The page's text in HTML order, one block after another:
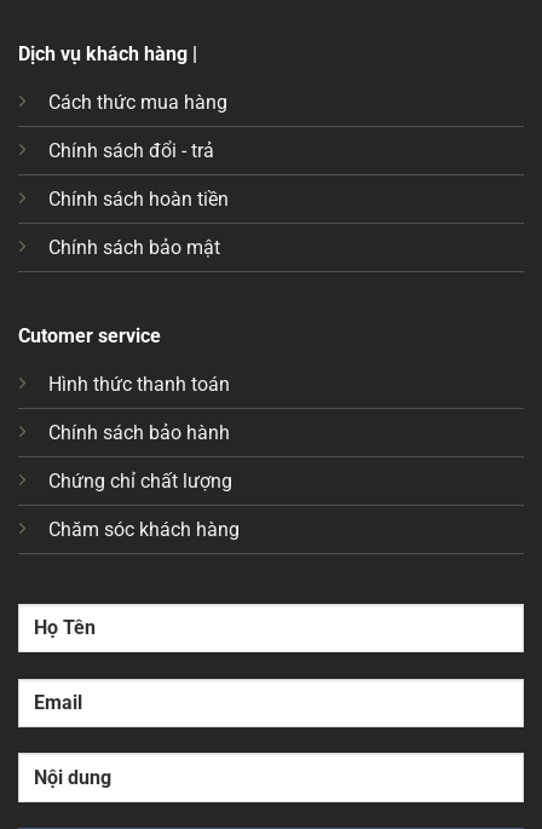
Dịch vụ khách hàng |
Cách thức mua hàng
Chính sách đổi - trả
Chính sách hoàn tiền
Chính sách bảo mật
Cutomer service
Hình thức thanh toán
Chính sách bảo hành
Chứng chỉ chất lượng
Chăm sóc khách hàng